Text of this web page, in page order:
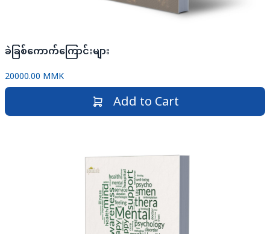
ခဲခြစ်ကောက်ကြောင်းများ
20000.00 MMK
Add to Cart